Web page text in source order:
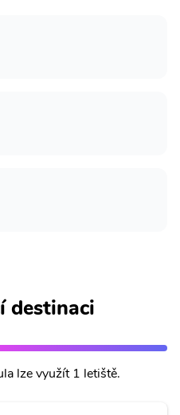
destinaci
lze využít 1 letiště.